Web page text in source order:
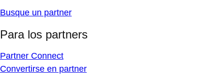
Busque un partner
Para los partners
Partner Connect
Convertirse en partner